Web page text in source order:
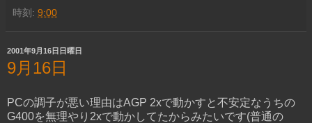
時刻: 9:00
2001年9月16日日曜日
9月16日
PCの調子が悪い理由はAGP 2xで動かすと不安定なうちの
G400を無理やり2xで動かしてたからみたいです(普通の